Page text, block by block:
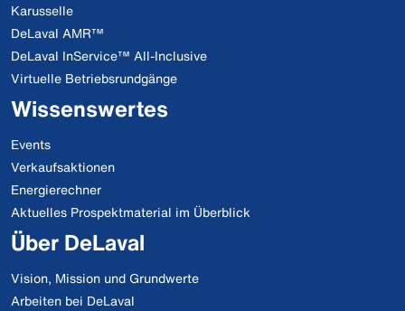
Karusselle
DeLaval AMR™
DeLaval InService™ All-Inclusive
Virtuelle Betriebsrundgänge
Wissenswertes
Events
Verkaufsaktionen
Energierechner
Aktuelles Prospektmaterial im Überblick
Über DeLaval
Vision, Mission und Grundwerte
Arbeiten bei DeLaval